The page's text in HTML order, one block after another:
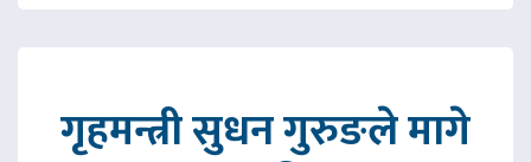
गृहमन्त्री सुधन गुरुङले मागे